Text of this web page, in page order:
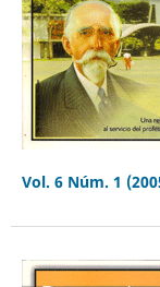
Vol. 6 Núm. 1